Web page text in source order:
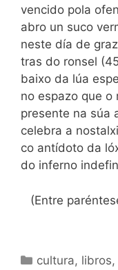
vencido pola
abro un suco
neste día de
tras do ronsel
baixo da lúa
no espazo que o
presente na súa
celebra a
co antídoto da
do inferno
(Entre
Categorías
cultura, libros,